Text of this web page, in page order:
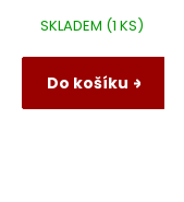
SKLADEM (1 KS)
Do košíku